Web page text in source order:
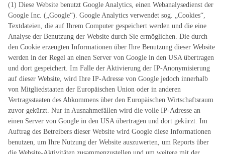
(1) Diese Website benutzt Google Analytics, einen Webanalysedienst der
Google Inc. („Google“). Google Analytics verwendet sog. „Cookies“,
Textdateien, die auf Ihrem Computer gespeichert werden und die eine
Analyse der Benutzung der Website durch Sie ermöglichen. Die durch
den Cookie erzeugten Informationen über Ihre Benutzung dieser Website
werden in der Regel an einen Server von Google in den USA übertragen
und dort gespeichert. Im Falle der Aktivierung der IP-Anonymisierung
auf dieser Website, wird Ihre IP-Adresse von Google jedoch innerhalb
von Mitgliedstaaten der Europäischen Union oder in anderen
Vertragsstaaten des Abkommens über den Europäischen Wirtschaftsraum
zuvor gekürzt. Nur in Ausnahmefällen wird die volle IP-Adresse an
einen Server von Google in den USA übertragen und dort gekürzt. Im
Auftrag des Betreibers dieser Website wird Google diese Informationen
benutzen, um Ihre Nutzung der Website auszuwerten, um Reports über